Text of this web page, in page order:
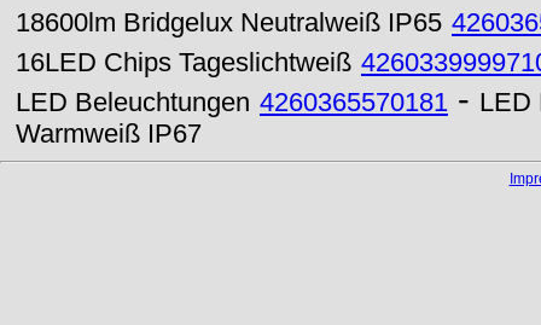
18600lm Bridgelux Neutralweiß IP65
16LED Chips Tageslichtweiß
LED Beleuchtungen 4260365570181 - LED
Warmweiß IP67